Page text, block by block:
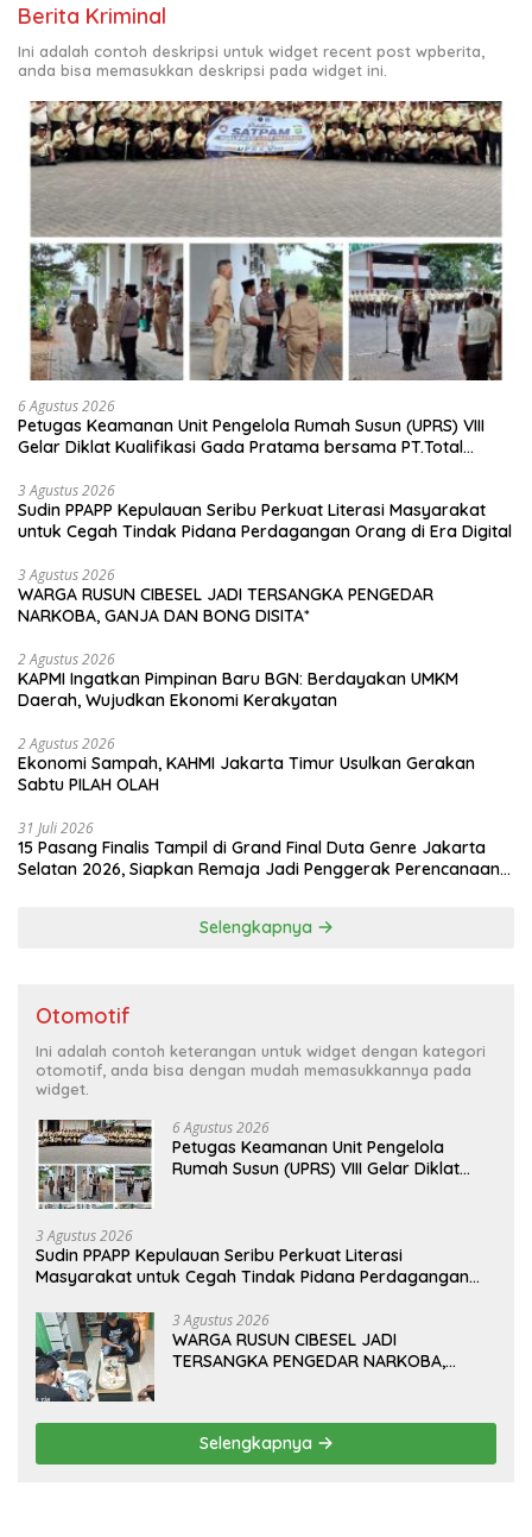
Berita Kriminal
Ini adalah contoh deskripsi untuk widget recent post wpberita,
anda bisa memasukkan deskripsi pada widget ini.
6 Agustus 2026
Petugas Keamanan Unit Pengelola Rumah Susun (UPRS) VIII
Gelar Diklat Kualifikasi Gada Pratama bersama PT.Total
Jaya*
3 Agustus 2026
Sudin PPAPP Kepulauan Seribu Perkuat Literasi Masyarakat
untuk Cegah Tindak Pidana Perdagangan Orang di Era Digital
3 Agustus 2026
WARGA RUSUN CIBESEL JADI TERSANGKA PENGEDAR
NARKOBA, GANJA DAN BONG DISITA*
2 Agustus 2026
KAPMI Ingatkan Pimpinan Baru BGN: Berdayakan UMKM
Daerah, Wujudkan Ekonomi Kerakyatan
2 Agustus 2026
Ekonomi Sampah, KAHMI Jakarta Timur Usulkan Gerakan
Sabtu PILAH OLAH
31 Juli 2026
15 Pasang Finalis Tampil di Grand Final Duta Genre Jakarta
Selatan 2026, Siapkan Remaja Jadi Penggerak Perencanaan
Selengkapnya
Otomotif
Ini adalah contoh keterangan untuk widget dengan kategori
otomotif, anda bisa dengan mudah memasukkannya pada
widget.
6 Agustus 2026
Petugas Keamanan Unit Pengelola
Rumah Susun (UPRS) VIII Gelar Diklat
3 Agustus 2026
Sudin PPAPP Kepulauan Seribu Perkuat Literasi
Masyarakat untuk Cegah Tindak Pidana Perdagangan
3 Agustus 2026
WARGA RUSUN CIBESEL JADI
TERSANGKA PENGEDAR NARKOBA,
Selengkapnya